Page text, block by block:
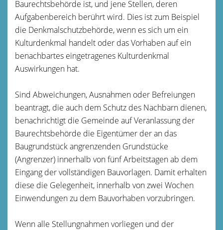
Baurechtsbehörde ist, und jene Stellen, deren
Aufgabenbereich berührt wird. Dies ist zum Beispiel
die Denkmalschutzbehörde, wenn es sich um ein
Kulturdenkmal handelt oder das Vorhaben auf ein
benachbartes eingetragenes Kulturdenkmal
Auswirkungen hat.
Sind Abweichungen, Ausnahmen oder Befreiungen
beantragt, die auch dem Schutz des Nachbarn dienen,
benachrichtigt die Gemeinde auf Veranlassung der
Baurechtsbehörde die Eigentümer der an das
Baugrundstück angrenzenden Grundstücke
(Angrenzer) innerhalb von fünf Arbeitstagen ab dem
Eingang der vollständigen Bauvorlagen. Damit erhalten
diese die Gelegenheit, innerhalb von zwei Wochen
Einwendungen zu dem Bauvorhaben vorzubringen.
Wenn alle Stellungnahmen vorliegen und der